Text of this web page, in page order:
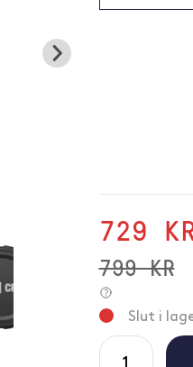
729
799 KR
Slut i